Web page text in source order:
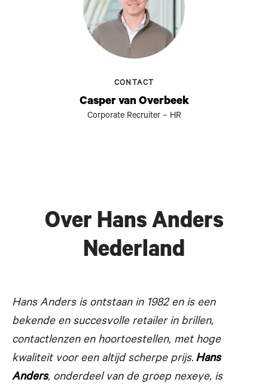
CONTACT
Casper van Overbeek
Corporate Recruiter – HR
Over Hans Anders
Nederland
Hans Anders is ontstaan in 1982 en is een
bekende en succesvolle retailer in brillen,
contactlenzen en hoortoestellen, met hoge
kwaliteit voor een altijd scherpe prijs. Hans
Anders, onderdeel van de groep nexeye, is